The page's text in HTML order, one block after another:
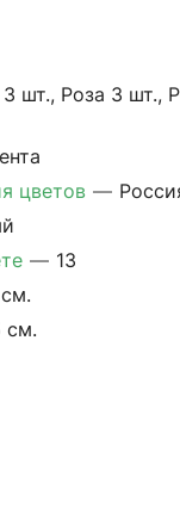
3 шт., Роза 3 шт.,
цветов —
— 13
см.